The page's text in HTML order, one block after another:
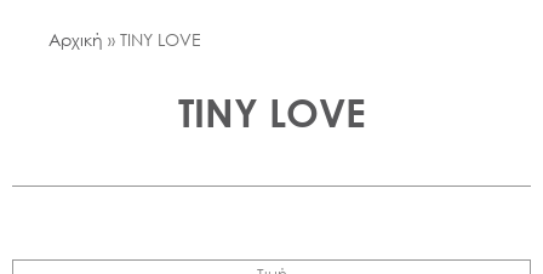
Αρχική » TINY LOVE
TINY LOVE